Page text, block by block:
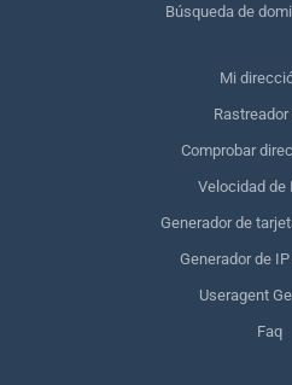
Búsqueda de
Mi
Rastreador
Comprobar
Velocidad de
Generador de
Generador de
Useragent
Faq